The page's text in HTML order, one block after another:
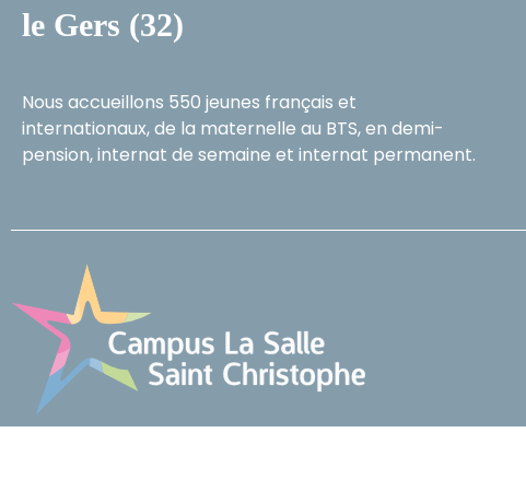
le Gers (32)
Nous accueillons 550 jeunes français et
internationaux, de la maternelle au BTS, en demi-
pension, internat de semaine et internat permanent.